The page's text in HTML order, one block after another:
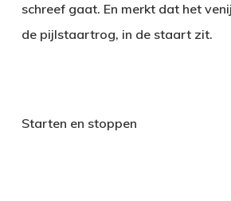
schreef gaat. En merkt dat het
de pijlstaartrog, in de staart zit.
Starten en stoppen